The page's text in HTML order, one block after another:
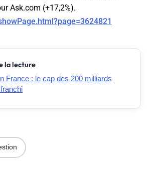
Ask.com (+17,2%).
la lecture
France : le cap des 200 milliards